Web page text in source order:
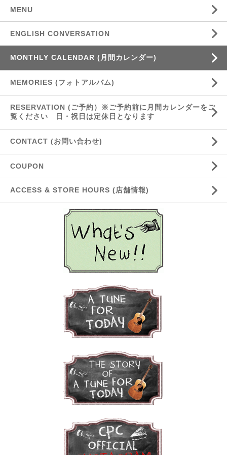
MENU
ENGLISH CONVERSATION
MONTHLY CALENDAR (月間カレンダー)
MEMORIES (フォトアルバム)
RESERVATION (ご予約）※ご予約前に月間カレンダーをご
覧ください 日・祝日は定休日となります
CONTACT (お問い合わせ)
COUPON
ACCESS & STORE HOURS (店舗情報)